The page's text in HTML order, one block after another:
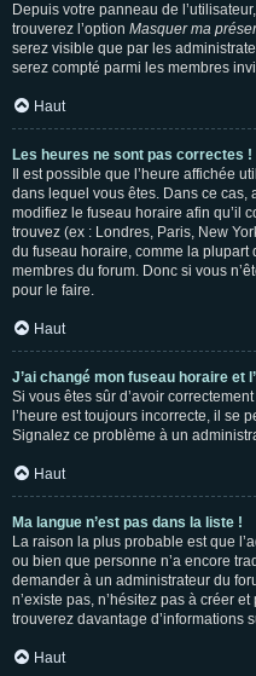
Depuis votre panneau de
trouverez l’option Masquer ma
serez visible que par les
serez compté parmi les membres
Haut
Les heures ne sont pas correctes !
Il est possible que l’heure affichée
dans lequel vous êtes. Dans ce cas,
modifiez le fuseau horaire afin qu’il
trouvez (ex : Londres, Paris, New
du fuseau horaire, comme la plupart
membres du forum. Donc si vous
pour le faire.
Haut
J’ai changé mon fuseau horaire et
Si vous êtes sûr d’avoir
l’heure est toujours incorrecte, il se
Signalez ce problème à un
Haut
Ma langue n’est pas dans la liste !
La raison la plus probable est que
ou bien que personne n’a encore
demander à un administrateur du
n’existe pas, n’hésitez pas à créer
trouverez davantage d’informations
Haut